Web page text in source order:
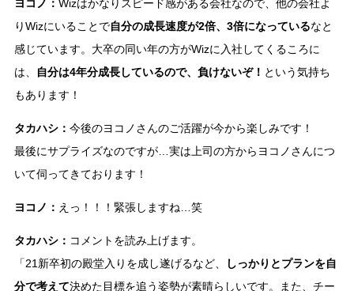
ヨコノ： Wizはかなりスピード感がある会社なので、他の会社よ
りWizにいることで自分の成長速度が2倍、3倍になっているなと
感じています。大卒の同い年の方がWizに入社してくるころに
は、
自分は4年分成長しているので、負けないぞ！ という気持ち
もあります！
タカハシ： 今後のヨコノさんのご活躍が今から楽しみです！
最後にサプライズなのですが…実は上司の方からヨコノさんにつ
いて伺ってきております！
ヨコノ： えっ！！！緊張しますね…笑
タカハシ： コメントを読み上げます。
「21新卒初の殿堂入りを成し遂げるなど、
しっかりとプランを自
分で考えて決めた目標を追う姿勢が素晴らしいです。また、チー